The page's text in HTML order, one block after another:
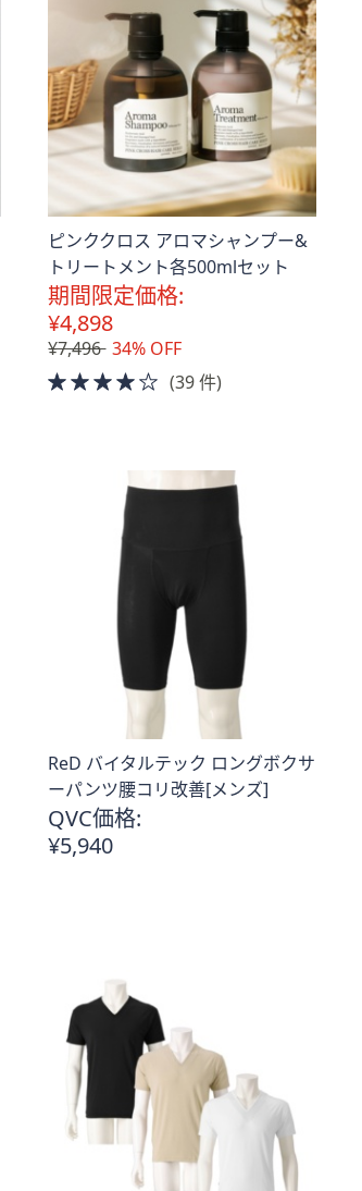
ピンククロス アロマシャンプー&
トリートメント各500mlセット
期間限定価格:
¥4,898
¥7,496 34% OFF
4.0
(39 件)
ReD バイタルテック ロングボクサ
ーパンツ腰コリ改善[メンズ]
QVC価格:
¥5,940